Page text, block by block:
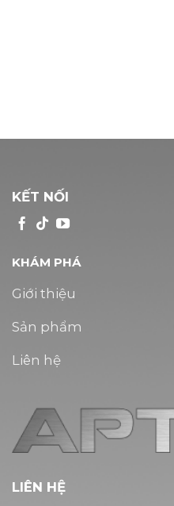
KẾT NỐI
KHÁM PHÁ
Giới thiệu
Sản phẩm
Liên hệ
LIÊN HỆ